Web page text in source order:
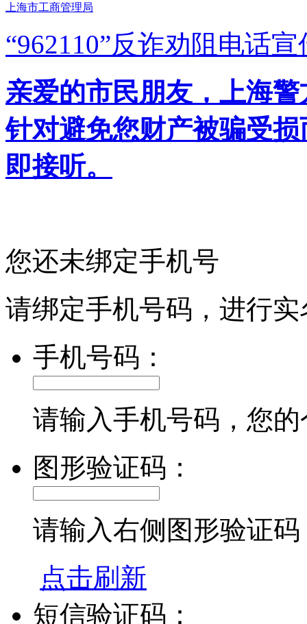
上海市工商管理局
“962110”反诈劝阻电话宣
亲爱的市民朋友，上海
针对避免您财产被骗受
即接听。
您还未绑定手机号
请绑定手机号码，进行
手机号码：
请输入手机号码，您
图形验证码：
请输入右侧图形验证码
点击刷新
短信验证码：